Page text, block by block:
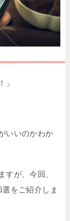
」
いいのかわか
すが、今回、
選をご紹介しま